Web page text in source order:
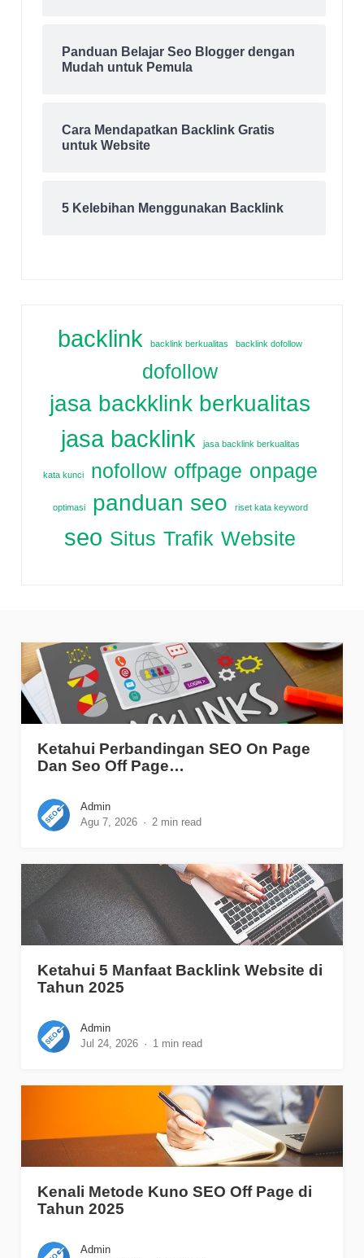
Panduan Belajar Seo Blogger dengan
Mudah untuk Pemula
Cara Mendapatkan Backlink Gratis
untuk Website
5 Kelebihan Menggunakan Backlink
backlink backlink berkualitas backlink dofollow
dofollow
jasa backklink berkualitas
jasa backlink jasa backlink berkualitas
kata kunci nofollow offpage onpage
optimasi panduan seo riset kata keyword
seo Situs Trafik Website
Ketahui Perbandingan SEO On Page
Dan Seo Off Page…
Admin
Agu 7, 2026
2 min read
Ketahui 5 Manfaat Backlink Website di
Tahun 2025
Admin
Jul 24, 2026
1 min read
Kenali Metode Kuno SEO Off Page di
Tahun 2025
Admin